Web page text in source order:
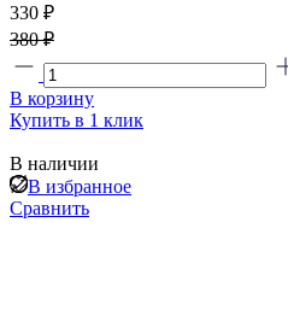
330 ₽
380 ₽
В корзину
Купить в 1 клик
В наличии
В избранное
Сравнить